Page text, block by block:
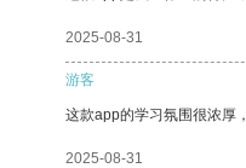
2025-08-31
游客
这款app的学习氛围很浓厚
2025-08-31